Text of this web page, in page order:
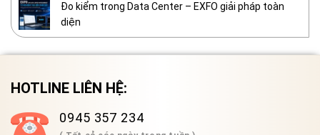
Đo kiểm trong Data Center – EXFO giải pháp toàn
diện
HOTLINE LIÊN HỆ:
0945 357 234